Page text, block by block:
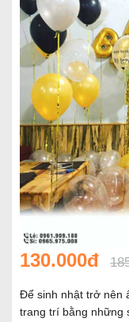
130.000đ
Để sinh nhật trở nên
trang trí bằng những